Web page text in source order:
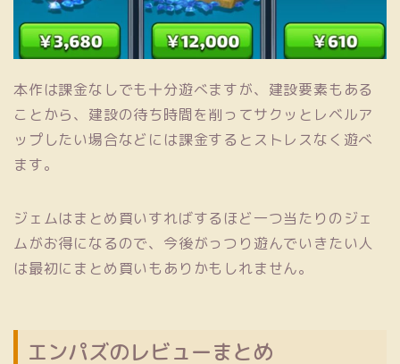
本作は課金なしでも十分遊べますが、建設要素もある
ことから、建設の待ち時間を削ってサクッとレベルア
ップしたい場合などには課金するとストレスなく遊べ
ます。
ジェムはまとめ買いすればするほど一つ当たりのジェ
ムがお得になるので、今後がっつり遊んでいきたい人
は最初にまとめ買いもありかもしれません。
エンパズのレビューまとめ